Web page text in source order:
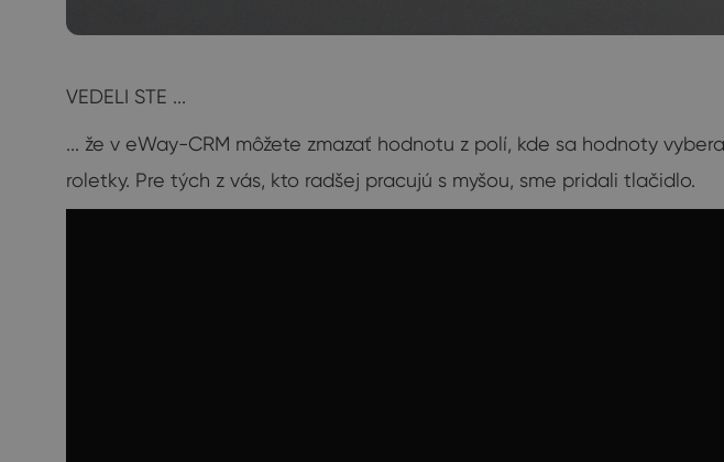
VEDELI STE ...
... že v eWay-CRM môžete zmazať hodnotu z polí, kde sa hodnoty
roletky. Pre tých z vás, kto radšej pracujú s myšou, sme pridali tlačidlo.